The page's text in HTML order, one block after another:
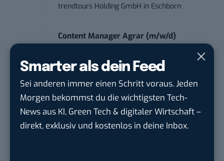
Smarter als dein Feed
Sei anderen immer einen Schritt voraus. Jeden
Morgen bekommst du die wichtigsten Tech-
News aus KI, Green Tech & digitaler Wirtschaft –
direkt, exklusiv und kostenlos in deine Inbox.
trendtours Holding GmbH in Eschborn
Content Manager Agrar (m/w/d)
Josera Erbacher Service GmbH & Co...
Remote / Mob...
Social Media Manager (m/w/d)
BANNERKÖNIG GmbHinGelsenkirchen